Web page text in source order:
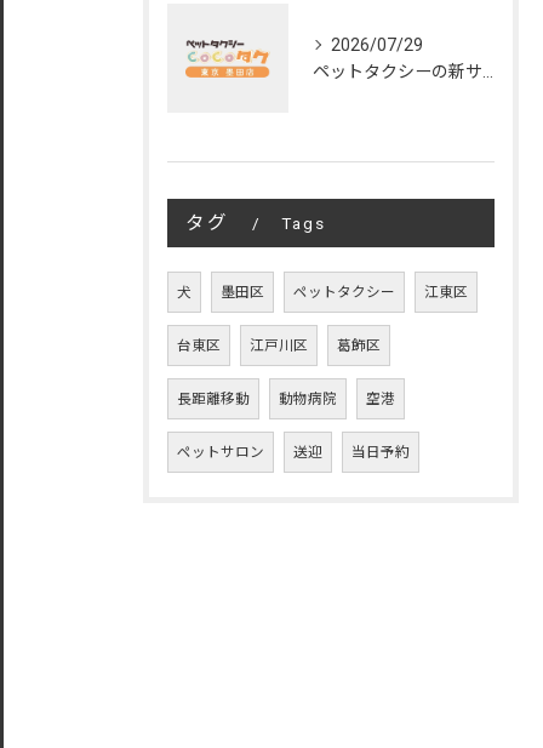
2026/07/29
タグ Tags
犬 墨田区 ペットタクシー 江東区
台東区 江戸川区 葛飾区
長距離移動 動物病院 空港
ペットサロン 送迎 当日予約